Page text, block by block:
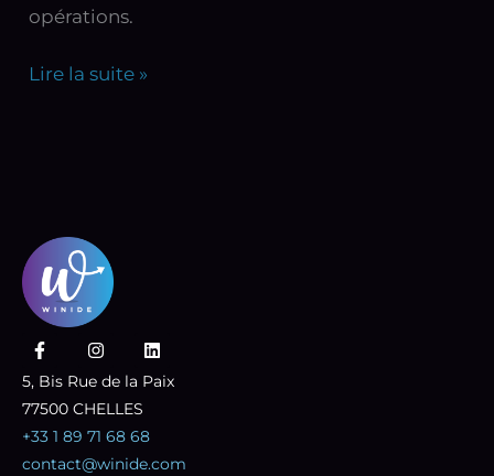
opérations.
Lire la suite »
F
a
c
e
b
o
o
k
I
n
s
t
a
g
r
a
L
i
n
k
n
5, Bis Rue de la Paix
77500 CHELLES
+33 1 89 71 68 68
contact@winide.com